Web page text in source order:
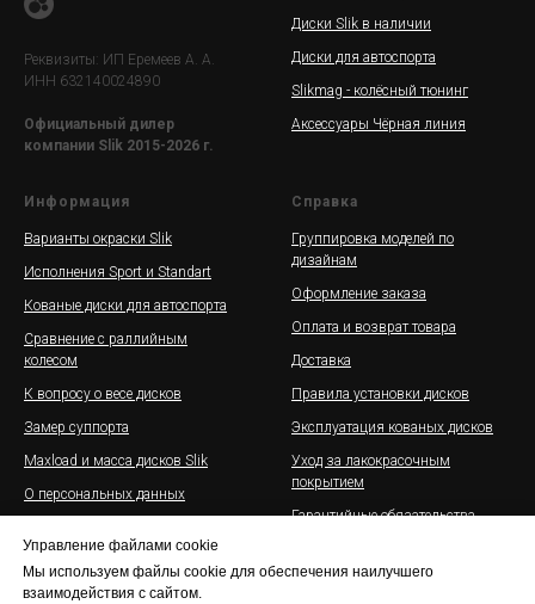
Управление файлами cookie
Мы используем файлы cookie для обеспечения наилучшего
взаимодействия с сайтом.
Реквизиты: ИП Еремеев А. А.
ИНН 632140024890
Официальный дилер
компании Slik 2015-2026 г.
Диски Slik в наличии
Диски для автоспорта
Slikmag - колёсный тюнинг
Аксессуары Чёрная линия
Информация
Варианты окраски Slik
Исполнения Sport и Standart
Кованые диски для автоспорта
Сравнение с раллийным
колесом
К вопросу о весе дисков
Замер суппорта
Maxload и масса дисков Slik
О персональных данных
рассрочку
Оферта
Справка
Группировка моделей по
дизайнам
Оформление заказа
Оплата и возврат товара
Доставка
Правила установки дисков
Эксплуатация кованых дисков
Уход за лакокрасочным
покрытием
Гарантийные обязательства
автомобилях